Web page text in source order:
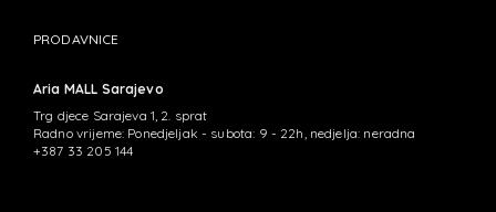
PRODAVNICE
Aria MALL Sarajevo
Trg djece Sarajeva 1, 2. sprat
Radno vrijeme: Ponedjeljak - subota: 9 - 22h, nedjelja: neradna
+387 33 205 144